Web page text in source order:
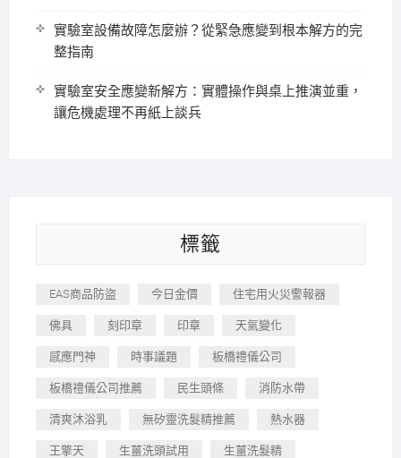
實驗室設備故障怎麼辦？從緊急應變到根本解方的完
整指南
實驗室安全應變新解方：實體操作與桌上推演並重，
讓危機處理不再紙上談兵
標籤
EAS商品防盜 今日金價 住宅用火災警報器
佛具 刻印章 印章 天氣變化
感應門神 時事議題 板橋禮儀公司
板橋禮儀公司推薦 民生頭條 消防水帶
清爽沐浴乳 無矽靈洗髮精推薦 熱水器
王擎天 生薑洗頭試用 生薑洗髮精